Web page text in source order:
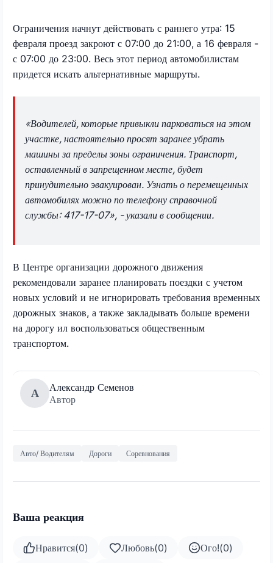
Ограничения начнут действовать с раннего утра: 15
февраля проезд закроют с 07:00 до 21:00, а 16 февраля -
с 07:00 до 23:00. Весь этот период автомобилистам
придется искать альтернативные маршруты.
«Водителей, которые привыкли парковаться на этом
участке, настоятельно просят заранее убрать
машины за пределы зоны ограничения. Транспорт,
оставленный в запрещенном месте, будет
принудительно эвакуирован. Узнать о перемещенных
автомобилях можно по телефону справочной
службы: 417-17-07», - указали в сообщении.
В Центре организации дорожного движения
рекомендовали заранее планировать поездки с учетом
новых условий и не игнорировать требования временных
дорожных знаков, а также закладывать больше времени
на дорогу ил воспользоваться общественным
транспортом.
А
Александр Семенов
Автор
Авто/ Водителям Дороги Соревнования
Ваша реакция
Нравится(0) Любовь(0) Ого!(0)